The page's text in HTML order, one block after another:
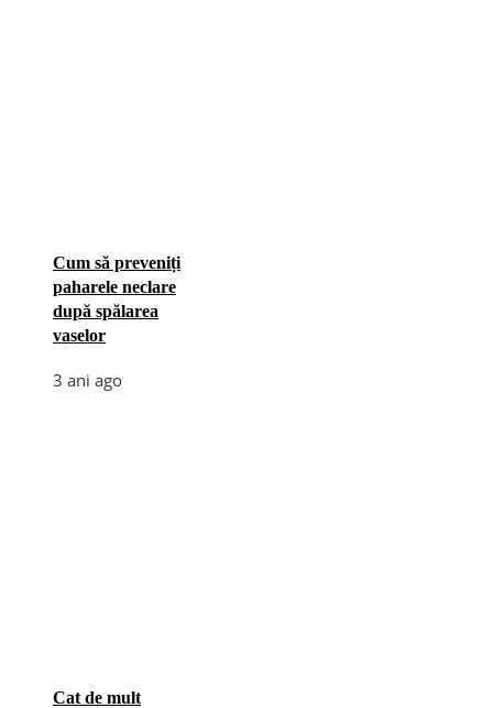
Cum să preveniți
paharele neclare
după spălarea
vaselor
3 ani ago
Cat de mult